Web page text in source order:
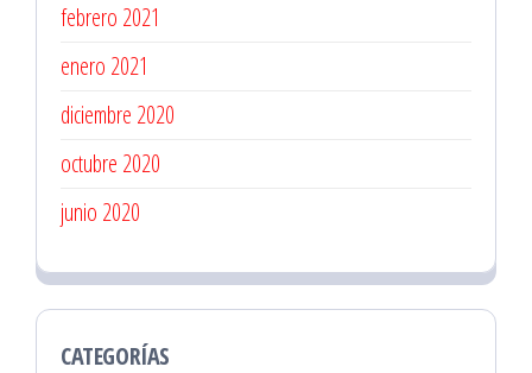
febrero 2021
enero 2021
diciembre 2020
octubre 2020
junio 2020
CATEGORÍAS